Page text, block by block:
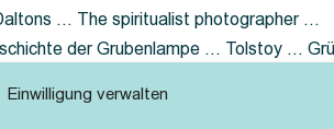
Einwilligung verwalten
… The spiritualist photographer …
der Grubenlampe … Tolstoy …